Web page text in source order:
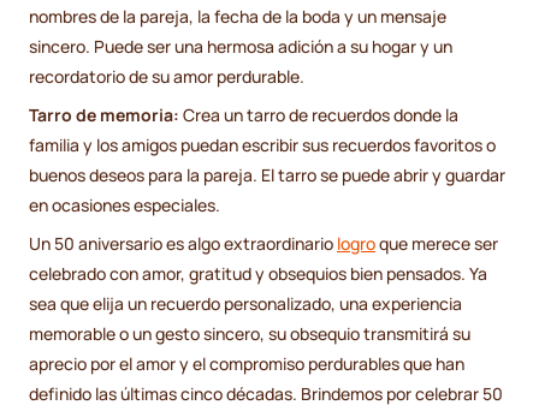
nombres de la pareja, la fecha de la boda y un mensaje
sincero. Puede ser una hermosa adición a su hogar y un
recordatorio de su amor perdurable.
Tarro de memoria: Crea un tarro de recuerdos donde la
familia y los amigos puedan escribir sus recuerdos favoritos o
buenos deseos para la pareja. El tarro se puede abrir y guardar
en ocasiones especiales.
Un 50 aniversario es algo extraordinario logroque merece ser
celebrado con amor, gratitud y obsequios bien pensados. Ya
sea que elija un recuerdo personalizado, una experiencia
memorable o un gesto sincero, su obsequio transmitirá su
aprecio por el amor y el compromiso perdurables que han
definido las últimas cinco décadas. Brindemos por celebrar 50